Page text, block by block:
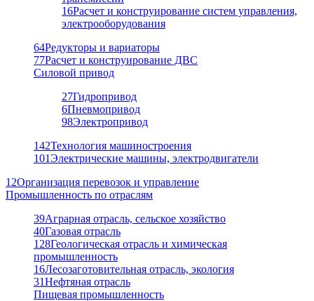
16Расчет и конструирование систем управления,
электрооборудования
64Редукторы и вариаторы
77Расчет и конструирование ДВС
Силовой привод
27Гидропривод
6Пневмопривод
98Электропривод
142Технология машиностроения
101Электрические машины, электродвигатели
12Организация перевозок и управление
Промышленность по отраслям
39Аграрная отрасль, сельское хозяйство
40Газовая отрасль
128Геологическая отрасль и химическая
промышленность
16Лесозаготовительная отрасль, экология
31Нефтяная отрасль
Пищевая промышленность